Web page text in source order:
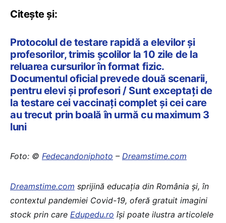
Citește și:
Protocolul de testare rapidă a elevilor și
profesorilor, trimis școlilor la 10 zile de la
reluarea cursurilor în format fizic.
Documentul oficial prevede două scenarii,
pentru elevi și profesori / Sunt exceptați de
la testare cei vaccinați complet și cei care
au trecut prin boală în urmă cu maximum 3
luni
Foto: © Fedecandoniphoto – Dreamstime.com
Dreamstime.com sprijină educaţia din România şi, în
contextul pandemiei Covid-19, oferă gratuit imagini
stock prin care Edupedu.ro îşi poate ilustra articolele